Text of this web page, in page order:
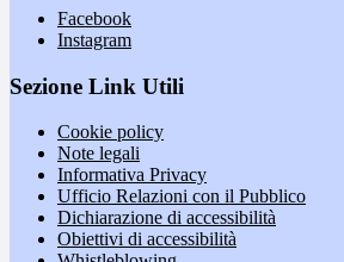
Facebook
Instagram
Sezione Link Utili
Cookie policy
Note legali
Informativa Privacy
Ufficio Relazioni con il Pubblico
Dichiarazione di accessibilità
Obiettivi di accessibilità